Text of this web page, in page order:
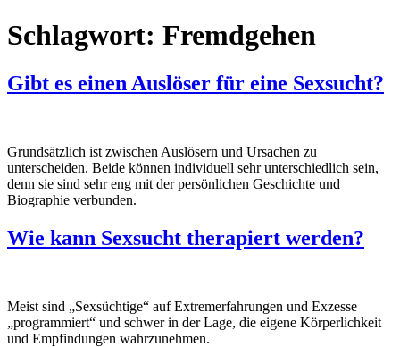
Schlagwort: Fremdgehen
Gibt es einen Auslöser für eine Sexsucht?
Grundsätzlich ist zwischen Auslösern und Ursachen zu
unterscheiden. Beide können individuell sehr unterschiedlich sein,
denn sie sind sehr eng mit der persönlichen Geschichte und
Biographie verbunden.
Wie kann Sexsucht therapiert werden?
Meist sind „Sexsüchtige“ auf Extremerfahrungen und Exzesse
„programmiert“ und schwer in der Lage, die eigene Körperlichkeit
und Empfindungen wahrzunehmen.